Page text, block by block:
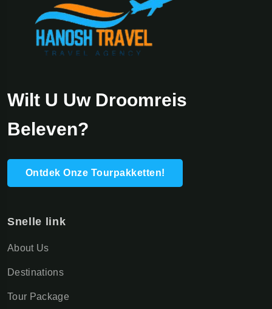
Wilt U Uw Droomreis
Beleven?
Ontdek Onze Tourpakketten!
Snelle link
About Us
Destinations
Tour Package